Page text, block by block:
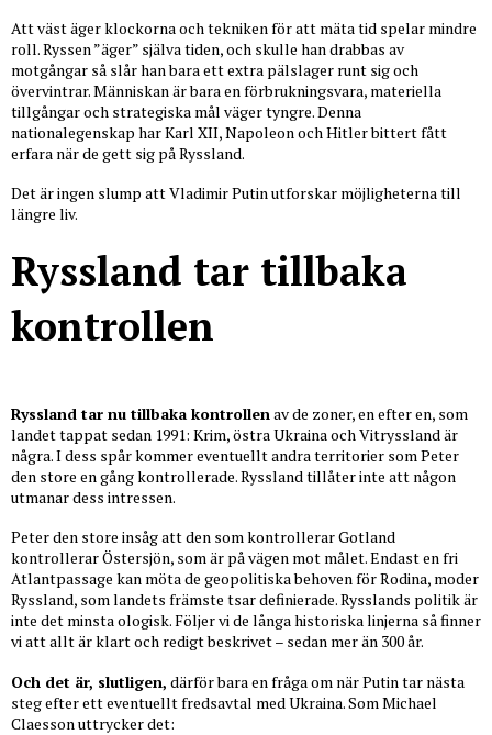
Att väst äger klockorna och tekniken för att mäta tid spelar mindre
roll. Ryssen ”äger” själva tiden, och skulle han drabbas av
motgångar så slår han bara ett extra pälslager runt sig och
övervintrar. Människan är bara en förbrukningsvara, materiella
tillgångar och strategiska mål väger tyngre. Denna
nationalegenskap har Karl XII, Napoleon och Hitler bittert fått
erfara när de gett sig på Ryssland.
Det är ingen slump att Vladimir Putin utforskar möjligheterna till
längre liv.
Ryssland tar tillbaka
kontrollen
Ryssland tar nu tillbaka kontrollen av de zoner, en efter en, som
landet tappat sedan 1991: Krim, östra Ukraina och Vitryssland är
några. I dess spår kommer eventuellt andra territorier som Peter
den store en gång kontrollerade. Ryssland tillåter inte att någon
utmanar dess intressen.
Peter den store insåg att den som kontrollerar Gotland
kontrollerar Östersjön, som är på vägen mot målet. Endast en fri
Atlantpassage kan möta de geopolitiska behoven för Rodina, moder
Ryssland, som landets främste tsar definierade. Rysslands politik är
inte det minsta ologisk. Följer vi de långa historiska linjerna så finner
vi att allt är klart och redigt beskrivet – sedan mer än 300 år.
Och det är, slutligen, därför bara en fråga om när Putin tar nästa
steg efter ett eventuellt fredsavtal med Ukraina. Som Michael
Claesson uttrycker det: